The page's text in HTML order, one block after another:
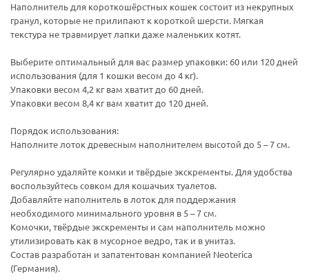
Наполнитель для короткошёрстных кошек состоит из некрупных
гранул, которые не прилипают к короткой шерсти. Мягкая
текстура не травмирует лапки даже маленьких котят.
Выберите оптимальный для вас размер упаковки: 60 или 120 дней
использования (для 1 кошки весом до 4 кг).
Упаковки весом 4,2 кг вам хватит до 60 дней.
Упаковки весом 8,4 кг вам хватит до 120 дней.
Порядок использования:
Наполните лоток древесным наполнителем высотой до 5 – 7 см.
Регулярно удаляйте комки и твёрдые экскременты. Для удобства
воспользуйтесь совком для кошачьих туалетов.
Добавляйте наполнитель в лоток для поддержания
необходимого минимального уровня в 5 – 7 см.
Комочки, твёрдые экскременты и сам наполнитель можно
утилизировать как в мусорное ведро, так и в унитаз.
Состав разработан и запатентован компанией Neoterica
(Германия).